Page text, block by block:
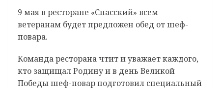
9 мая в ресторане «Спасский» всем
ветеранам будет предложен обед от шеф-
повара.
Команда ресторана чтит и уважает каждого,
кто защищал Родину и в день Великой
Победы шеф-повар подготовил специальный